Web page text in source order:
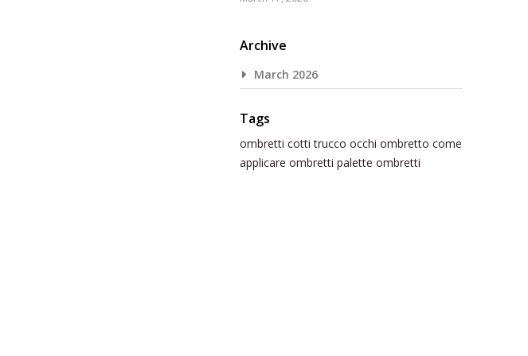
Archive
March 2026
Tags
ombretti cottitrucco occhi ombretto come
applicare ombretti palette ombretti